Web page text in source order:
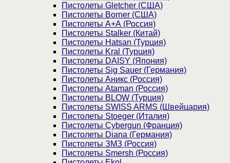
Пистолеты Gletcher (США)
Пистолеты Borner (США)
Пистолеты А+А (Россия)
Пистолеты Stalker (Китай)
Пистолеты Hatsan (Турция)
Пистолеты Kral (Турция)
Пистолеты DAISY (Япония)
Пистолеты Sig Sauer (Германия)
Пистолеты Аникс (Россия)
Пистолеты Ataman (Россия)
Пистолеты BLOW (Турция)
Пистолеты SWISS ARMS (Швейцария)
Пистолеты Stoeger (Италия)
Пистолеты Cybergun (Франция)
Пистолеты Diana (Германия)
Пистолеты ЗМЗ (Россия)
Пистолеты Smersh (Россия)